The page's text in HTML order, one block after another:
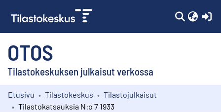
OTOS
Tilastokeskuksen julkaisut verkossa
Kokoelmat
Etusivu Tilastokeskus
Tilastojulkaisut
Tilastokatsauksia N:o 7 1933